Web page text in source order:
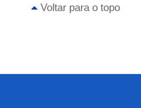
Voltar para o topo